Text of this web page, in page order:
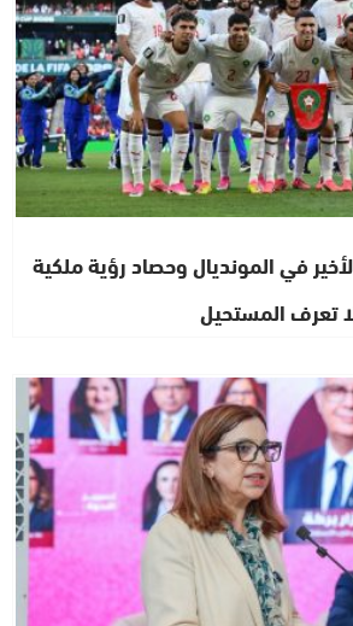
في المونديال وحصاد رؤية ملكية
تعرف المستحيل